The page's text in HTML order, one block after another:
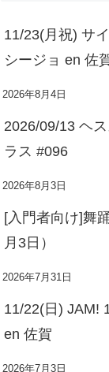
11/23(月祝) サ
シージョ en 佐
2026年8月4日
2026/09/13 ヘ
ラス #096
2026年8月3日
[入門者向け]舞
月3日）
2026年7月31日
11/22(日) JAM!
en 佐賀
2026年7月3日